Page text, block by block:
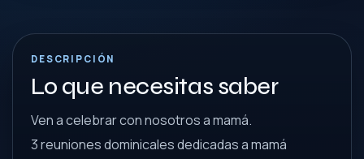
DESCRIPCIÓN
Lo que necesitas saber
Ven a celebrar con nosotros a mamá.
3 reuniones dominicales dedicadas a mamá